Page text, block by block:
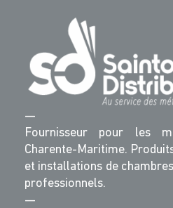
—
Fournisseur pour les
Charente-Maritime.
et installations de
professionnels.
—